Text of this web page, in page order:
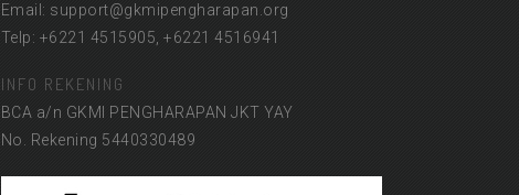
Email: support@gkmipengharapan.org
Telp: +6221 4515905, +6221 4516941
INFO REKENING
BCA a/n GKMI PENGHARAPAN JKT YAY
No. Rekening 5440330489